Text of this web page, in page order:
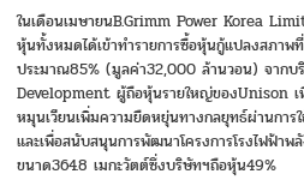
ในเดือนเมษายนB.Grimm Power Korea
หุ้นทั้งหมดได้เข้าทำรายการซื้อหุ้นกู้แปลงสภา
ประมาณ85% (มูลค่า32,000 ล้านวอน) จาก
Development ผู้ถือหุ้นรายใหญ่ของUnison
หมุนเวียนเพิ่มความยืดหยุ่นทางกลยุทธ์ผ่านกา
และเพื่อสนับสนุนการพัฒนาโครงการโรงไฟฟ้า
ขนาด364.8 เมกะวัตต์ซึ่งบริษัทฯถือหุ้น49%